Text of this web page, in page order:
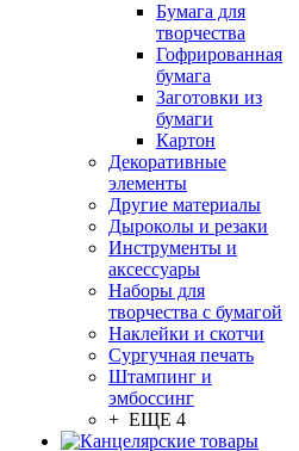
Бумага для
творчества
Гофрированная
бумага
Заготовки из
бумаги
Картон
Декоративные
элементы
Другие материалы
Дыроколы и резаки
Инструменты и
аксессуары
Наборы для
творчества с бумагой
Наклейки и скотчи
Сургучная печать
Штампинг и
эмбоссинг
+ ЕЩЕ 4